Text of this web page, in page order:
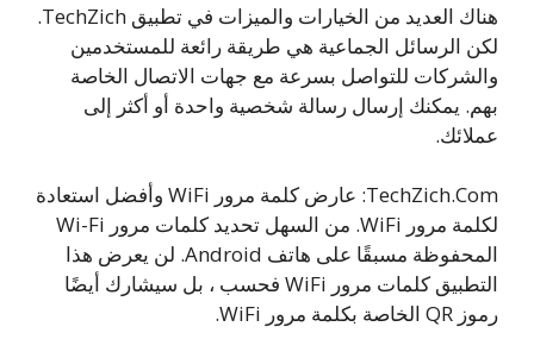
هناك العديد من الخيارات والميزات في تطبيق TechZich.
لكن الرسائل الجماعية هي طريقة رائعة للمستخدمين
والشركات للتواصل بسرعة مع جهات الاتصال الخاصة
بهم. يمكنك إرسال رسالة شخصية واحدة أو أكثر إلى
عملائك.
TechZich.Com: عارض كلمة مرور WiFi وأفضل استعادة
لكلمة مرور WiFi. من السهل تحديد كلمات مرور Wi-Fi
المحفوظة مسبقًا على هاتف Android. لن يعرض هذا
التطبيق كلمات مرور WiFi فحسب ، بل سيشارك أيضًا
رموز QR الخاصة بكلمة مرور WiFi.